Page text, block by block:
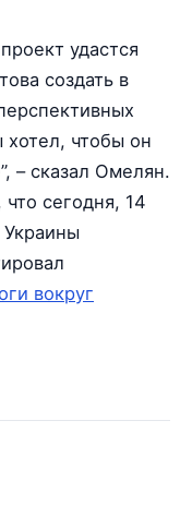
удастся
создать в
чтобы он
– сказал Омелян.
сегодня, 14
вокруг